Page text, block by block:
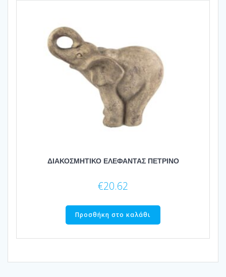
ΔΙΑΚΟΣΜΗΤΙΚΟ ΕΛΕΦΑΝΤΑΣ ΠΕΤΡΙΝΟ
€20.62
Προσθήκη στο καλάθι